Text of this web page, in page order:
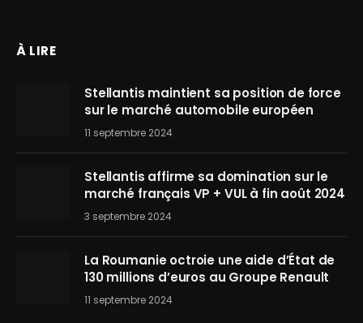
À LIRE
Stellantis maintient sa position de force
sur le marché automobile européen
11 septembre 2024
Stellantis affirme sa domination sur le
marché français VP + VUL à fin août 2024
3 septembre 2024
La Roumanie octroie une aide d’État de
130 millions d’euros au Groupe Renault
11 septembre 2024